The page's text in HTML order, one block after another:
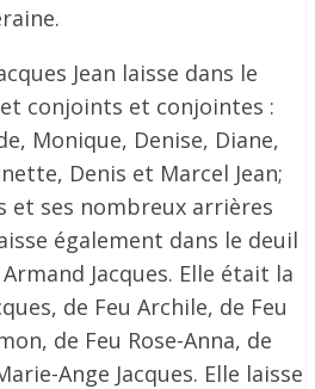
Jean laisse dans le
conjoints et conjointes :
Monique, Denise, Diane,
Denis et Marcel Jean;
et ses nombreux arrières
également dans le deuil
Jacques. Elle était la
de Feu Archile, de Feu
de Feu Rose-Anna, de
Ange Jacques. Elle laisse